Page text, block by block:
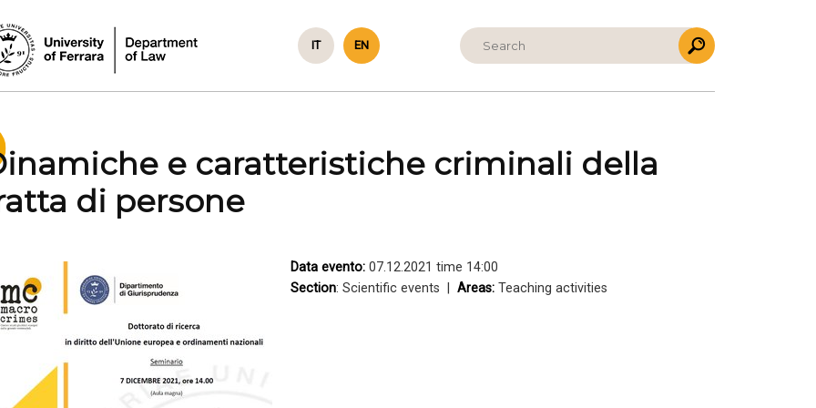
e caratteristiche criminali della
di persone
Data evento: 07.12.2021 time 14:00
Section: Scientific events | Areas:Teaching activities
IT EN